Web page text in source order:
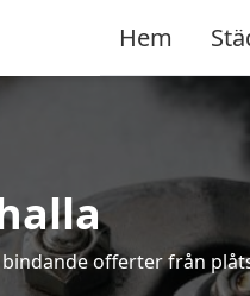
Hem
offerter från